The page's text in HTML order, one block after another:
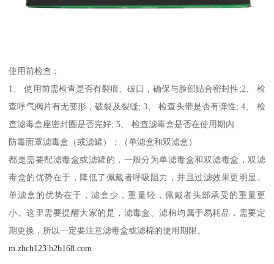
使用前检查：
1、 使用前需检查是否有裂痕、破口，确保与脸部贴合密封性;2、 检
查呼气阀片有无变形，破裂及裂缝; 3、 检查头带是否有弹性; 4、 检
查滤毒盒座密封圈是否完好; 5、 检查滤毒盒是否在使用期内
防毒面罩滤毒盒（或滤罐）：（单滤盒和双滤盒）
都是需要配滤毒盒或滤罐的，一般分为单滤毒盒和双滤毒盒，双滤
毒盒的优势在于，降低了佩戴者呼吸阻力，并且过滤效果更明显。
单滤盒的优势在于，滤盒少，重量轻，佩戴者头部承受的重量更
小。这里需要提醒大家的是，滤毒盒、滤棉均属于易耗品，需要定
期更换，所以一定要注意滤毒盒或滤棉的使用期限。
m.zhch123.b2b168.com